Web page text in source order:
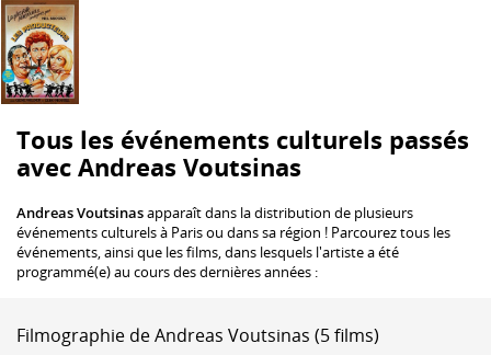
Tous les événements culturels passés
avec Andreas Voutsinas
Andreas Voutsinasapparaît dans la distribution de plusieurs
événements culturels à Paris ou dans sa région ! Parcourez tous les
événements, ainsi que les films, dans lesquels l'artiste a été
programmé(e) au cours des dernières années :
Filmographie de Andreas Voutsinas (5 films)